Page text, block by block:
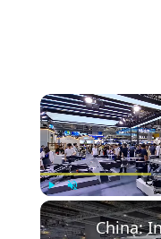
Play Unmute